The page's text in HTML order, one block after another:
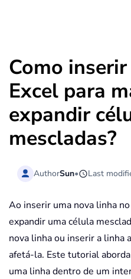
Como
Excel para
expandir
mescladas?
AuthorSun• Last
Ao inserir uma nova linha
expandir uma célula
nova linha ou inserir a linha
afetá-la. Este tutorial
uma linha dentro de um